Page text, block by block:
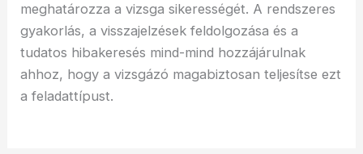
meghatározza a vizsga sikerességét. A rendszeres
gyakorlás, a visszajelzések feldolgozása és a
tudatos hibakeresés mind-mind hozzájárulnak
ahhoz, hogy a vizsgázó magabiztosan teljesítse ezt
a feladattípust.